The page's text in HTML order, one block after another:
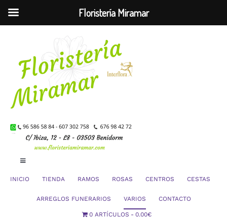
contenido
Toggle
INICIO TIENDA RAMOS ROSAS CENTROS CESTAS
ARREGLOS FUNERARIOS VARIOS CONTACTO
0 ARTÍCULOS 0.00€
Floristería Miramar